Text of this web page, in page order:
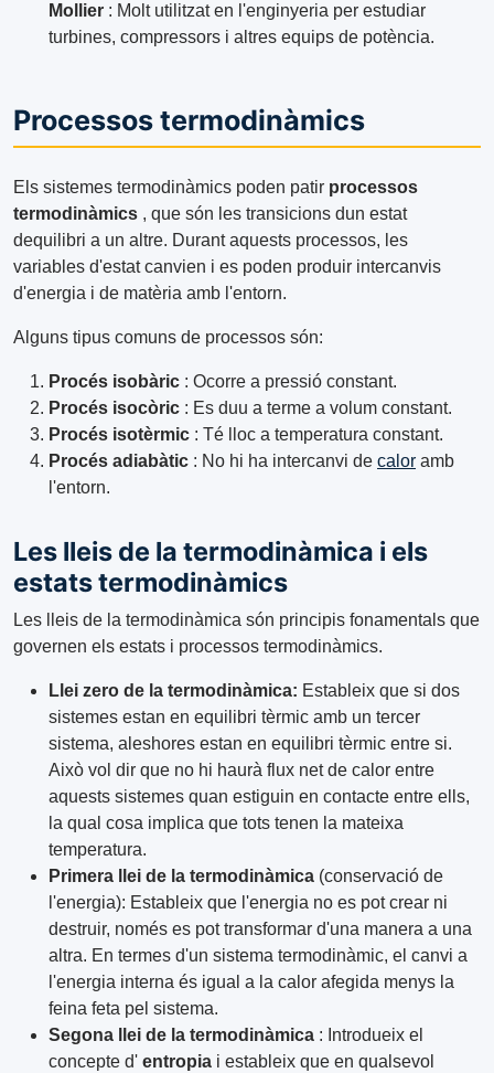
Mollier : Molt utilitzat en l'enginyeria per estudiar
turbines, compressors i altres equips de potència.
Processos termodinàmics
Els sistemes termodinàmics poden patir processos
termodinàmics , que són les transicions dun estat
dequilibri a un altre. Durant aquests processos, les
variables d'estat canvien i es poden produir intercanvis
d'energia i de matèria amb l'entorn.
Alguns tipus comuns de processos són:
Procés isobàric : Ocorre a pressió constant.
Procés isocòric : Es duu a terme a volum constant.
Procés isotèrmic : Té lloc a temperatura constant.
Procés adiabàtic : No hi ha intercanvi de calor amb
l'entorn.
Les lleis de la termodinàmica i els
estats termodinàmics
Les lleis de la termodinàmica són principis fonamentals que
governen els estats i processos termodinàmics.
Llei zero de la termodinàmica: Estableix que si dos
sistemes estan en equilibri tèrmic amb un tercer
sistema, aleshores estan en equilibri tèrmic entre si.
Això vol dir que no hi haurà flux net de calor entre
aquests sistemes quan estiguin en contacte entre ells,
la qual cosa implica que tots tenen la mateixa
temperatura.
Primera llei de la termodinàmica (conservació de
l'energia): Estableix que l'energia no es pot crear ni
destruir, només es pot transformar d'una manera a una
altra. En termes d'un sistema termodinàmic, el canvi a
l'energia interna és igual a la calor afegida menys la
feina feta pel sistema.
Segona llei de la termodinàmica : Introdueix el
concepte d' entropia i estableix que en qualsevol